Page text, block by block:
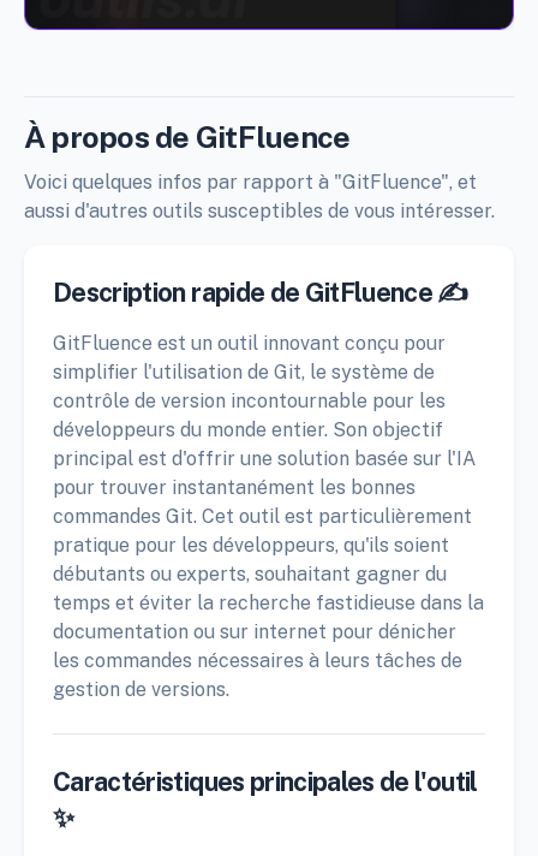
À propos de GitFluence
Voici quelques infos par rapport à "GitFluence", et
aussi d'autres outils susceptibles de vous intéresser.
Description rapide de GitFluence ✍️
GitFluence est un outil innovant conçu pour
simplifier l'utilisation de Git, le système de
contrôle de version incontournable pour les
développeurs du monde entier. Son objectif
principal est d'offrir une solution basée sur l'IA
pour trouver instantanément les bonnes
commandes Git. Cet outil est particulièrement
pratique pour les développeurs, qu'ils soient
débutants ou experts, souhaitant gagner du
temps et éviter la recherche fastidieuse dans la
documentation ou sur internet pour dénicher
les commandes nécessaires à leurs tâches de
gestion de versions.
Caractéristiques principales de l'outil
✨